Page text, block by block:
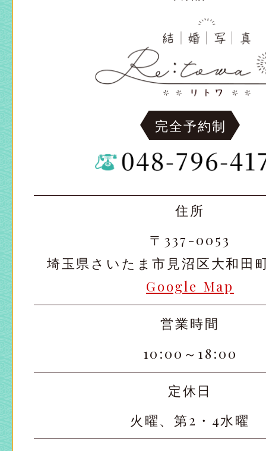
完全予約制
住所
〒337-0053
埼玉県さいたま市見沼区大和田
Google Map
営業時間
10:00～18:00
定休日
火曜、第2・4水曜